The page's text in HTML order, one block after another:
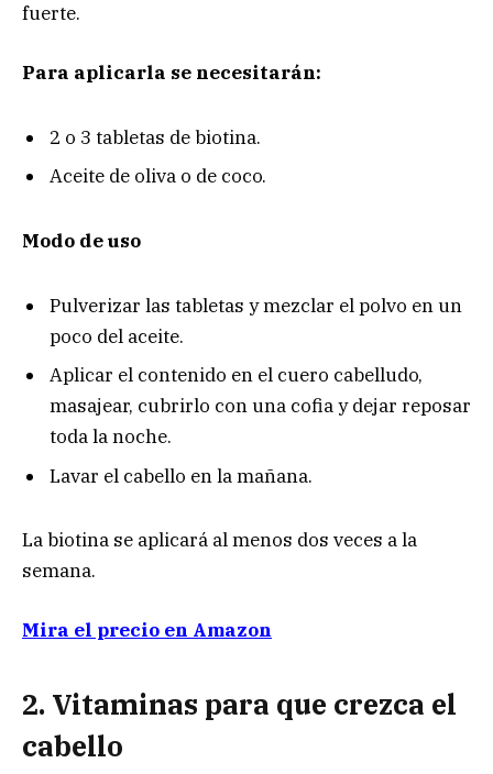
fuerte.
Para aplicarla se necesitarán:
2 o 3 tabletas de biotina.
Aceite de oliva o de coco.
Modo de uso
Pulverizar las tabletas y mezclar el polvo en un
poco del aceite.
Aplicar el contenido en el cuero cabelludo,
masajear, cubrirlo con una cofia y dejar reposar
toda la noche.
Lavar el cabello en la mañana.
La biotina se aplicará al menos dos veces a la
semana.
Mira el precio en Amazon
2. Vitaminas para que crezca el
cabello